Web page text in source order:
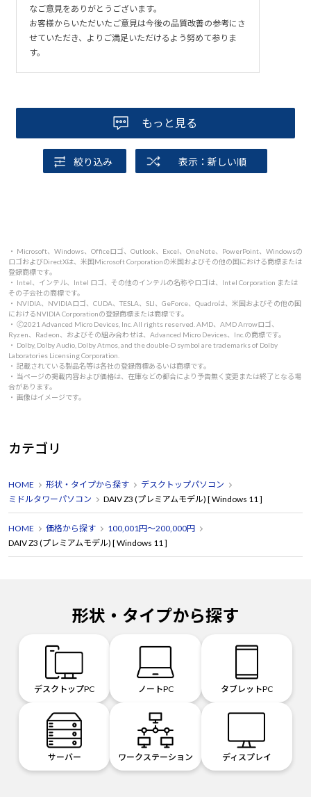
なご意見をありがとうございます。
お客様からいただいたご意見は今後の品質改善の参考にさ
せていただき、よりご満足いただけるよう努めて参りま
す。
もっと見る
絞り込み 表示：新しい順
・ Microsoft、Windows、Officeロゴ、Outlook、Excel、OneNote、PowerPoint、Windowsの
ロゴおよびDirectXは、米国Microsoft Corporationの米国およびその他の国における商標または
登録商標です。
・ Intel、インテル、Intel ロゴ、その他のインテルの名称やロゴは、Intel Corporation または
その子会社の商標です。
・ NVIDIA、NVIDIAロゴ、CUDA、TESLA、SLI、GeForce、Quadroは、米国およびその他の国
におけるNVIDIA Corporationの登録商標または商標です。
・ 🄫2021 Advanced Micro Devices, Inc. All rights reserved. AMD、AMD Arrowロゴ、
Ryzen、Radeon、およびその組み合わせは、Advanced Micro Devices、Inc.の商標です。
・ Dolby, Dolby Audio, Dolby Atmos, and the double-D symbol are trademarks of Dolby
Laboratories Licensing Corporation.
・ 記載されている製品名等は各社の登録商標あるいは商標です。
・ 当ページの掲載内容および価格は、在庫などの都合により予告無く変更または終了となる場
合があります。
・ 画像はイメージです。
カテゴリ
HOME 形状・タイプから探す
デスクトップパソコン
ミドルタワーパソコン
DAIV Z3 (プレミアムモデル) [ Windows 11 ]
HOME 価格から探す
100,001円～200,000円
DAIV Z3 (プレミアムモデル) [ Windows 11 ]
形状・タイプから探す
デスクトップPC ノートPC タブレットPC
サーバー ワークステーション ディスプレイ